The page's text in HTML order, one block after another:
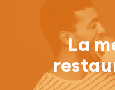
La